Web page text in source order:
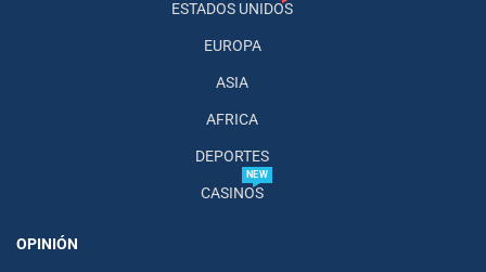
ESTADOS UNIDOS
EUROPA
ASIA
AFRICA
DEPORTES
CASINOS
NEW
OPINIÓN